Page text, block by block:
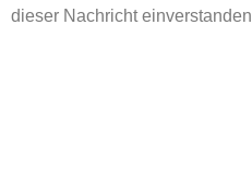
dieser Nachricht einverstanden.